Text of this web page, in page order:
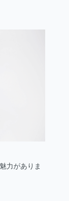
力がありま